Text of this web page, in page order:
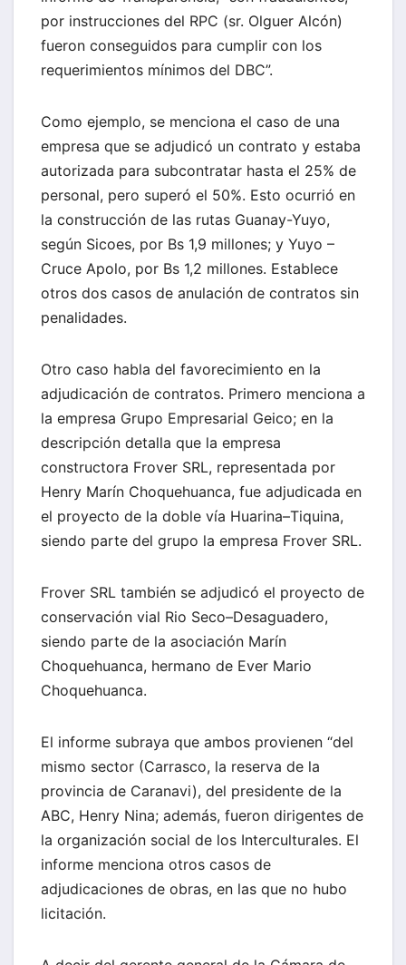
por instrucciones del RPC (sr. Olguer Alcón)
fueron conseguidos para cumplir con los
requerimientos mínimos del DBC”.
Como ejemplo, se menciona el caso de una
empresa que se adjudicó un contrato y estaba
autorizada para subcontratar hasta el 25% de
personal, pero superó el 50%. Esto ocurrió en
la construcción de las rutas Guanay-Yuyo,
según Sicoes, por Bs 1,9 millones; y Yuyo –
Cruce Apolo, por Bs 1,2 millones. Establece
otros dos casos de anulación de contratos sin
penalidades.
Otro caso habla del favorecimiento en la
adjudicación de contratos. Primero menciona a
la empresa Grupo Empresarial Geico; en la
descripción detalla que la empresa
constructora Frover SRL, representada por
Henry Marín Choquehuanca, fue adjudicada en
el proyecto de la doble vía Huarina–Tiquina,
siendo parte del grupo la empresa Frover SRL.
Frover SRL también se adjudicó el proyecto de
conservación vial Rio Seco–Desaguadero,
siendo parte de la asociación Marín
Choquehuanca, hermano de Ever Mario
Choquehuanca.
El informe subraya que ambos provienen “del
mismo sector (Carrasco, la reserva de la
provincia de Caranavi), del presidente de la
ABC, Henry Nina; además, fueron dirigentes de
la organización social de los Interculturales. El
informe menciona otros casos de
adjudicaciones de obras, en las que no hubo
licitación.